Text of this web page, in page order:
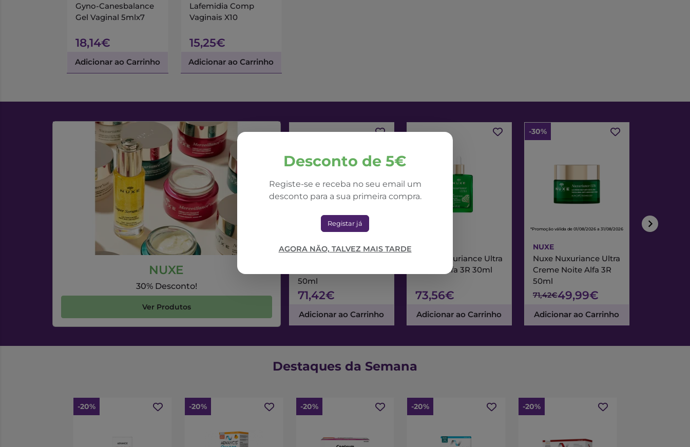
Desconto de 5€
Registe-se e receba no seu email um
desconto para a sua primeira compra.
Registar já
AGORA NÃO, TALVEZ MAIS TARDE
Gyno-Canesbalance
Gel Vaginal 5mlx7
18,14€
Adicionar ao Carrinho
Lafemidia Comp
Vaginais X10
15,25€
Adicionar ao Carrinho
NUXE
30% Desconto!
Ver Produtos
NUXE
50ml
71,42€
Adicionar ao Carrinho
Nuxe Nuxuriance Ultra
Sérum Alfa 3R 30ml
73,56€
Adicionar ao Carrinho
-30%
*Promoção válida de 01/08/2026 a 31/08/2026
NUXE
Nuxe Nuxuriance Ultra
Creme Noite Alfa 3R
50ml
71,42€49,99€
Adicionar ao Carrinho
*Promoção válida
Destaques da Semana
-20% -20% -20% -20% -20%